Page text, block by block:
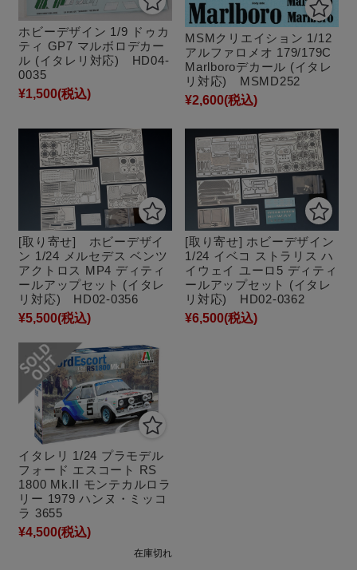
ホビーデザイン 1/9 ドゥカ
ティ GP7 マルボロデカー
ル (イタレリ対応) HD04-
0035
¥1,500(税込)
MSMクリエイション 1/12
アルファロメオ 179/179C
Marlboroデカール (イタレ
リ対応) MSMD252
¥2,600(税込)
[取り寄せ] ホビーデザイ
ン 1/24 メルセデス ベンツ
アクトロス MP4 ディティ
ールアップセット (イタレ
リ対応) HD02-0356
¥5,500(税込)
[取り寄せ] ホビーデザイン
1/24 イベコ ストラリス ハ
イウェイ ユーロ5 ディティ
ールアップセット (イタレ
リ対応) HD02-0362
¥6,500(税込)
イタレリ 1/24 プラモデル
フォード エスコート RS
1800 Mk.II モンテカルロラ
リー 1979 ハンヌ・ミッコ
ラ 3655
¥4,500(税込)
在庫切れ